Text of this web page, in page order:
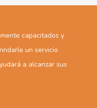
capacitados y
un servicio
a alcanzar sus